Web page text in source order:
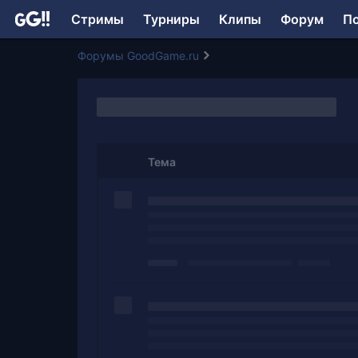
Стримы Турниры Клипы Форум
Форумы GoodGame.ru
Тема